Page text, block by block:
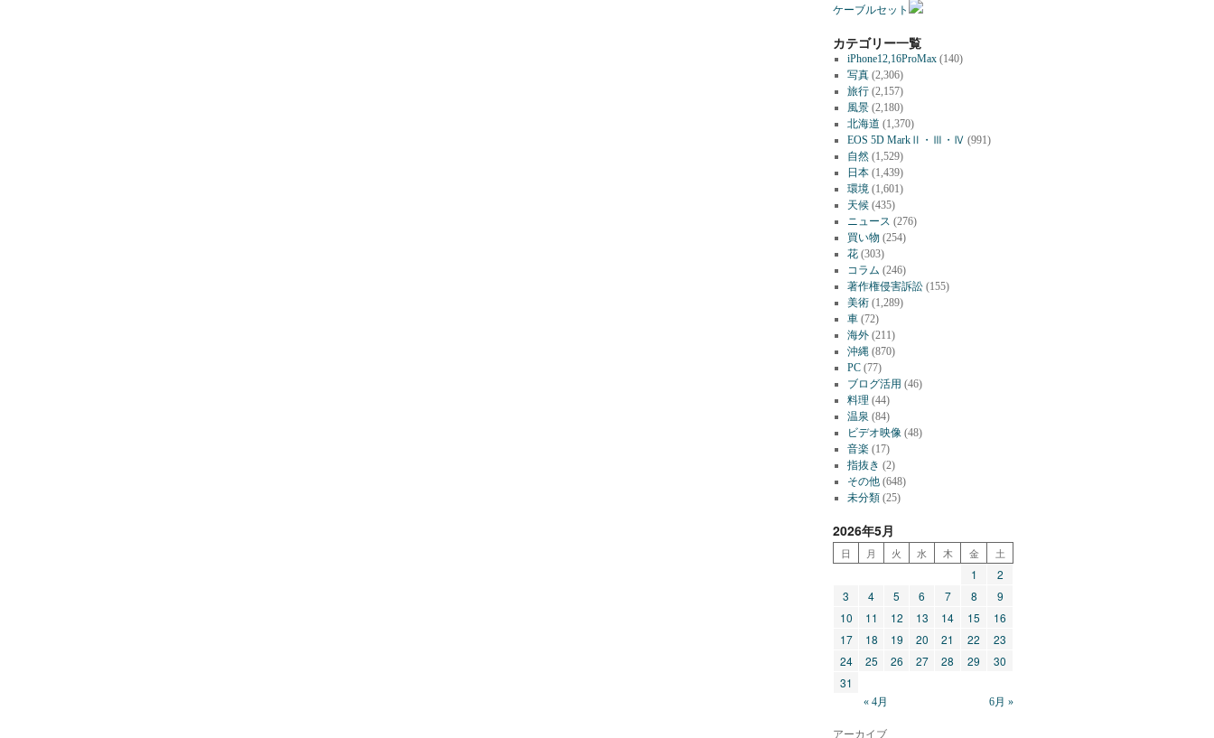
ケーブルセット
カテゴリー一覧
iPhone12,16ProMax(140)
写真(2,306)
旅行(2,157)
風景(2,180)
北海道 (1,370)
EOS 5D MarkⅡ・Ⅲ・Ⅳ (991)
自然(1,529)
日本(1,439)
環境 (1,601)
天候(435)
ニュース (276)
買い物 (254)
花(303)
コラム (246)
著作権侵害訴訟(155)
美術(1,289)
車(72)
海外(211)
沖縄 (870)
PC(77)
ブログ活用 (46)
料理 (44)
温泉 (84)
ビデオ映像 (48)
音楽(17)
指抜き (2)
その他(648)
未分類(25)
2026年5月
日 月 火 水 木 金 土
1
2
3
4 5 6 7 8
9
10
11 12 13 14 15
16
17
18 19 20 21 22
23
24
25 26 27 28 29
30
31
« 4月 6月 »
アーカイブ